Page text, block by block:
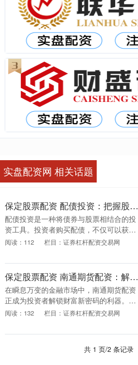
实盘配资网 相关话题
保定股票配资 配债投资：把握股票增值机遇
配债投资是一种将债券与股票相结合的投
资工具。投资者购买配债，不仅可以获得
债券利息收益保定股票配资，还有权在一
配资也存在一定....
阅读：112 栏目：证券杠杆配资交易网
保定股票配资 南通期货配资：解锁财富新密码，开启投资新篇章
在瞬息万变的金融市场中，南通期货配资
正成为投资者解锁财富新密码的利器。配
资，即通过向专业配资公司借入资金，放
心还提供专业的....
阅读：132 栏目：证券杠杆配资交易网
共 1 页/2 条记录